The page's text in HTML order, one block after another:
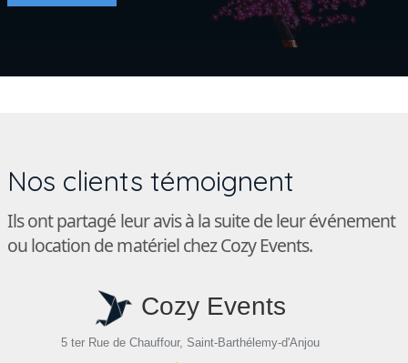
Nos clients témoignent
Ils ont partagé leur avis à la suite de leur événement
ou location de matériel chez Cozy Events.
Cozy Events
5 ter Rue de Chauffour, Saint-Barthélemy-d'Anjou